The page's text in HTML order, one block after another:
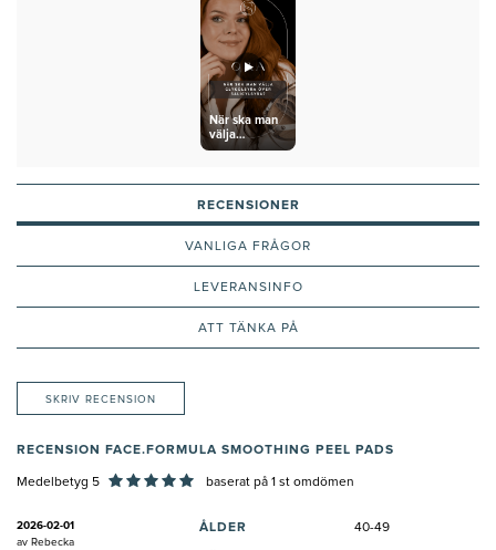
När ska man
välja
glykolsyra
RECENSIONER
VANLIGA FRÅGOR
LEVERANSINFO
ATT TÄNKA PÅ
SKRIV RECENSION
RECENSION FACE.FORMULA SMOOTHING PEEL PADS
Medelbetyg 5 baserat på 1 st omdömen
2026-02-01
av Rebecka
ÅLDER 40-49